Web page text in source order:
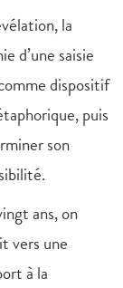
la
d’une saisie
dispositif
puis
son
ans, on
vers une
à la